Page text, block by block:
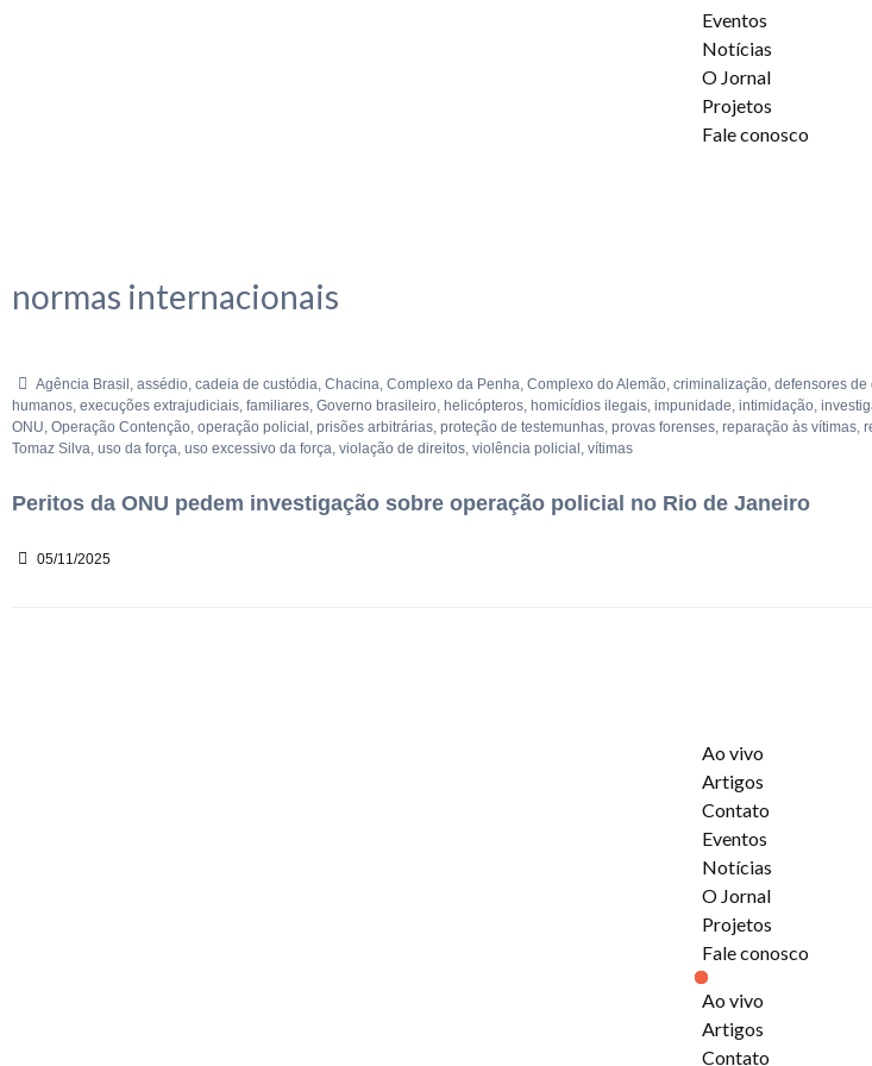
Eventos
Notícias
O Jornal
Projetos
Fale conosco
normas internacionais
Agência Brasil , assédio, cadeia de custódia, Chacina, Complexo da Penha, Complexo do Alemão, criminalização, defensores de
humanos, execuções extrajudiciais, familiares, Governo brasileiro, helicópteros, homicídios ilegais, impunidade, intimidação,
ONU, Operação Contenção, operação policial , prisões arbitrárias, proteção de testemunhas, provas forenses, reparação às vítimas,
Tomaz Silva, uso da força, uso excessivo da força, violação de direitos, violência policial , vítimas
Peritos da ONU pedem investigação sobre operação policial no Rio de Janeiro
05/11/2025
Ao vivo
Artigos
Contato
Eventos
Notícias
O Jornal
Projetos
Fale conosco
Ao vivo
Artigos
Contato